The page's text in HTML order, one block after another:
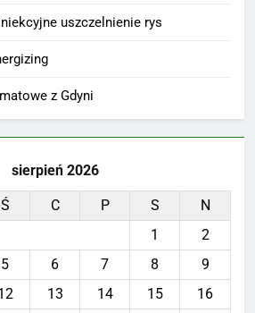
uszczelnienie rys
z Gdyni
sierpień 2026
Ś C P S
N
1
2
5 6 7 8
9
13 14 15
16